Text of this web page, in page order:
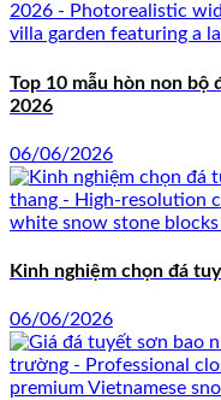
Top 10 mẫu hòn non
2026
06/06/2026
Kinh nghiệm chọn đá
06/06/2026